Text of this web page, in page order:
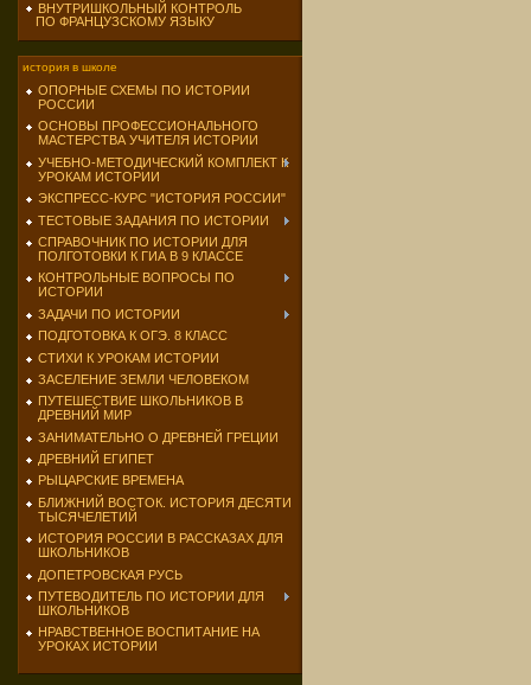
ВНУТРИШКОЛЬНЫЙ КОНТРОЛЬ
ПО ФРАНЦУЗСКОМУ ЯЗЫКУ
история в школе
ОПОРНЫЕ СХЕМЫ ПО ИСТОРИИ
РОССИИ
ОСНОВЫ ПРОФЕССИОНАЛЬНОГО
МАСТЕРСТВА УЧИТЕЛЯ ИСТОРИИ
УЧЕБНО-МЕТОДИЧЕСКИЙ КОМПЛЕКТ К
УРОКАМ ИСТОРИИ
ЭКСПРЕСС-КУРС "ИСТОРИЯ РОССИИ"
ТЕСТОВЫЕ ЗАДАНИЯ ПО ИСТОРИИ
СПРАВОЧНИК ПО ИСТОРИИ ДЛЯ
ПОЛГОТОВКИ К ГИА В 9 КЛАССЕ
КОНТРОЛЬНЫЕ ВОПРОСЫ ПО
ИСТОРИИ
ЗАДАЧИ ПО ИСТОРИИ
ПОДГОТОВКА К ОГЭ. 8 КЛАСС
СТИХИ К УРОКАМ ИСТОРИИ
ЗАСЕЛЕНИЕ ЗЕМЛИ ЧЕЛОВЕКОМ
ПУТЕШЕСТВИЕ ШКОЛЬНИКОВ В
ДРЕВНИЙ МИР
ЗАНИМАТЕЛЬНО О ДРЕВНЕЙ ГРЕЦИИ
ДРЕВНИЙ ЕГИПЕТ
РЫЦАРСКИЕ ВРЕМЕНА
БЛИЖНИЙ ВОСТОК. ИСТОРИЯ ДЕСЯТИ
ТЫСЯЧЕЛЕТИЙ
ИСТОРИЯ РОССИИ В РАССКАЗАХ ДЛЯ
ШКОЛЬНИКОВ
ДОПЕТРОВСКАЯ РУСЬ
ПУТЕВОДИТЕЛЬ ПО ИСТОРИИ ДЛЯ
ШКОЛЬНИКОВ
НРАВСТВЕННОЕ ВОСПИТАНИЕ НА
УРОКАХ ИСТОРИИ